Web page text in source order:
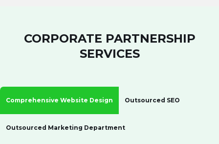
CORPORATE PARTNERSHIP
SERVICES
Comprehensive Website Design Outsourced SEO
Outsourced Marketing Department